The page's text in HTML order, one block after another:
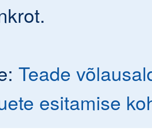
Teade
esitamise